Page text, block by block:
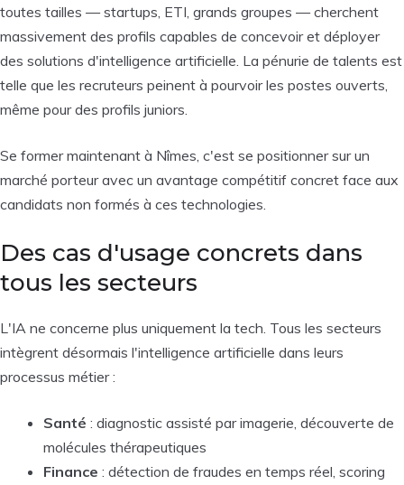
toutes tailles — startups, ETI, grands groupes — cherchent
massivement des profils capables de concevoir et déployer
des solutions d'intelligence artificielle. La pénurie de talents est
telle que les recruteurs peinent à pourvoir les postes ouverts,
même pour des profils juniors.
Se former maintenant à Nîmes, c'est se positionner sur un
marché porteur avec un avantage compétitif concret face aux
candidats non formés à ces technologies.
Des cas d'usage concrets dans
tous les secteurs
L'IA ne concerne plus uniquement la tech. Tous les secteurs
intègrent désormais l'intelligence artificielle dans leurs
processus métier :
Santé : diagnostic assisté par imagerie, découverte de
molécules thérapeutiques
Finance : détection de fraudes en temps réel, scoring